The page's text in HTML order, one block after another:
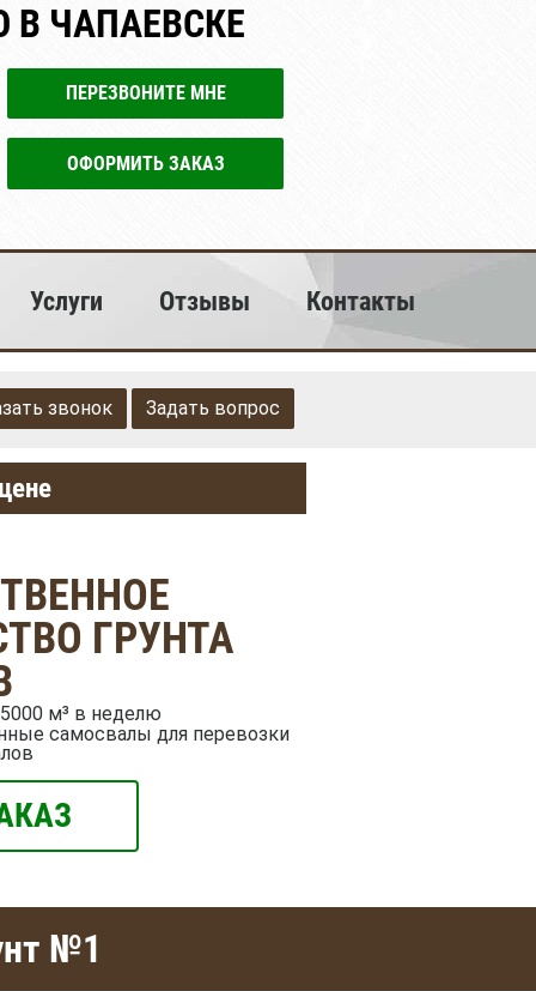
В ЧАПАЕВСКЕ
ПЕРЕЗВОНИТЕ МНЕ
ОФОРМИТЬ ЗАКАЗ
Услуги Отзывы Контакты
звонок Задать вопрос
ГРУНТА
м³ в неделю
самосвалы для перевозки
№1